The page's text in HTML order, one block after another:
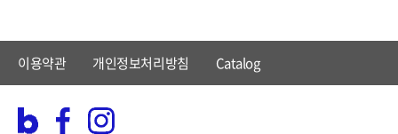
이용약관 개인정보처리방침 Catalog